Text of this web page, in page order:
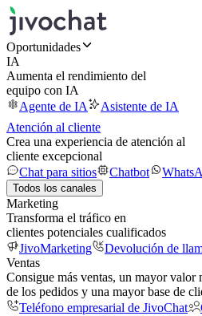
Oportunidades
IA
Aumenta el rendimiento del
equipo con IA
Agente de IA
Asistente de IA
Atención al cliente
Crea una experiencia de atención al
cliente excepcional
Chat para sitios
Chatbot
Todos los canales
Marketing
Transforma el tráfico en
clientes potenciales cualificados
JivoMarketing
Devolución de
Ventas
Consigue más ventas, un mayor valor
de los pedidos y una mayor base de
Teléfono empresarial de JivoChat